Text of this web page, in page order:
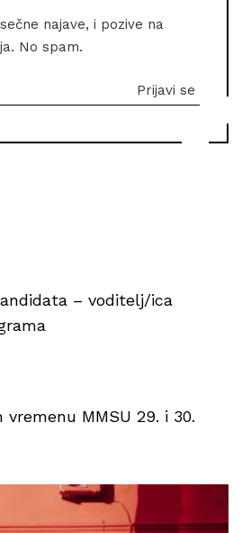
najave, i pozive na
No spam.
– voditelj/ica
MMSU 29. i 30.